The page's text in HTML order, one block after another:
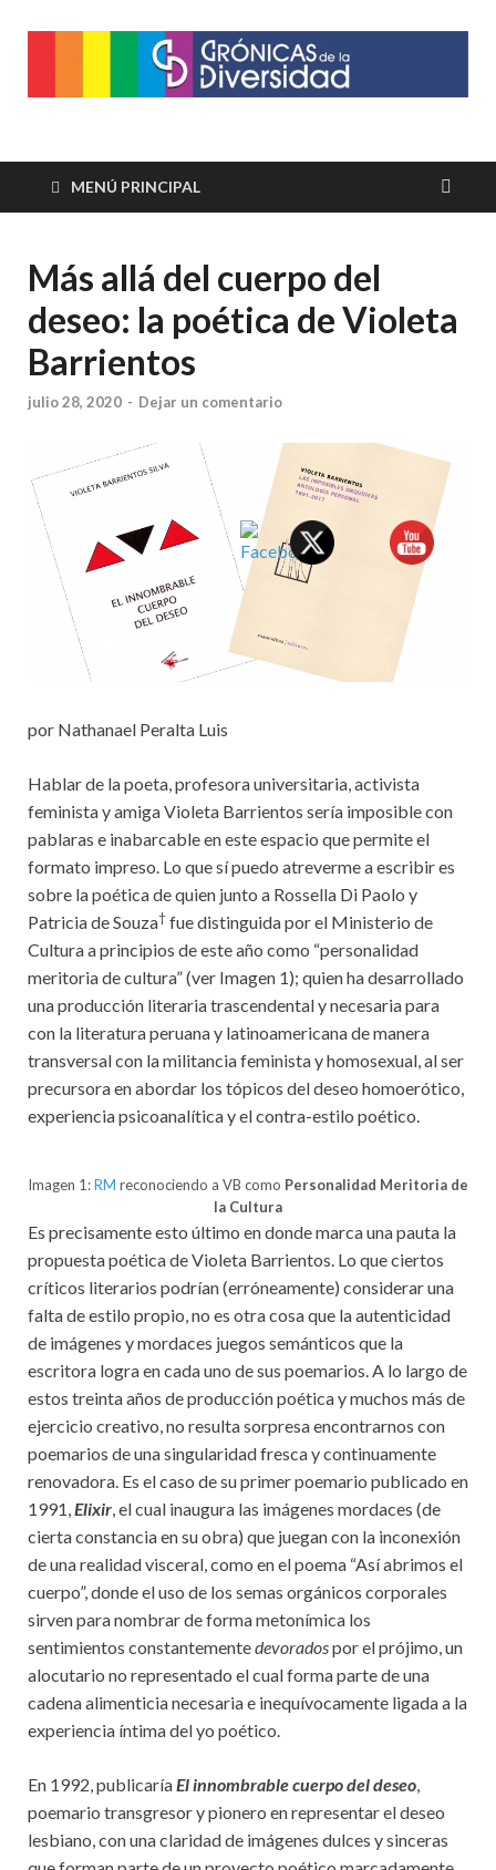
Crónicas de la
Diversidad
peruana
MENÚ PRINCIPAL
Más allá del cuerpo del
deseo: la poética de Violeta
Barrientos
julio 28, 2020 - Dejar un comentario
por Nathanael Peralta Luis
Hablar de la poeta, profesora universitaria, activista
feminista y amiga Violeta Barrientos sería imposible con
pablaras e inabarcable en este espacio que permite el
formato impreso. Lo que sí puedo atreverme a escribir es
sobre la poética de quien junto a Rossella Di Paolo y
Patricia de Souza† fue distinguida por el Ministerio de
Cultura a principios de este año como “personalidad
meritoria de cultura” (ver Imagen 1); quien ha desarrollado
una producción literaria trascendental y necesaria para
con la literatura peruana y latinoamericana de manera
transversal con la militancia feminista y homosexual, al ser
precursora en abordar los tópicos del deseo homoerótico,
experiencia psicoanalítica y el contra-estilo poético.
Imagen 1:RM reconociendo a VB como Personalidad Meritoria de
la Cultura
Es precisamente esto último en donde marca una pauta la
propuesta poética de Violeta Barrientos. Lo que ciertos
críticos literarios podrían (erróneamente) considerar una
falta de estilo propio, no es otra cosa que la autenticidad
de imágenes y mordaces juegos semánticos que la
escritora logra en cada uno de sus poemarios. A lo largo de
estos treinta años de producción poética y muchos más de
ejercicio creativo, no resulta sorpresa encontrarnos con
poemarios de una singularidad fresca y continuamente
renovadora. Es el caso de su primer poemario publicado en
1991,Elixir, el cual inaugura las imágenes mordaces (de
cierta constancia en su obra) que juegan con la inconexión
de una realidad visceral, como en el poema “Así abrimos el
cuerpo”, donde el uso de los semas orgánicos corporales
sirven para nombrar de forma metonímica los
sentimientos constantementedevoradospor el prójimo, un
alocutario no representado el cual forma parte de una
cadena alimenticia necesaria e inequívocamente ligada a la
experiencia íntima del yo poético.
En 1992, publicaríaEl innombrable cuerpo del deseo,
poemario transgresor y pionero en representar el deseo
lesbiano, con una claridad de imágenes dulces y sinceras